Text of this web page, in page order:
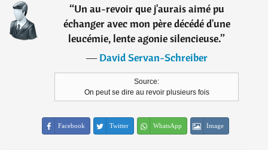
“Un au-revoir que j'aurais aimé pu
échanger avec mon père décédé d'une
leucémie, lente agonie silencieuse.”
―David Servan-Schreiber
Source:
On peut se dire au revoir plusieurs fois
Facebook Twitter WhatsApp Image